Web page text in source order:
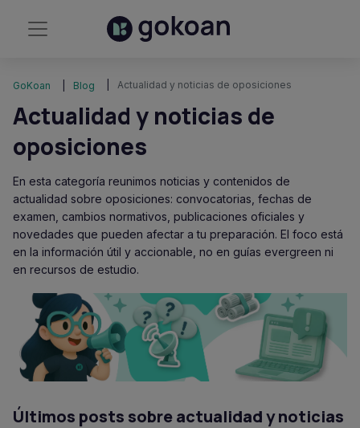
GoKoan Blog Actualidad y noticias de oposiciones
Actualidad y noticias de
oposiciones
En esta categoría reunimos noticias y contenidos de
actualidad sobre oposiciones: convocatorias, fechas de
examen, cambios normativos, publicaciones oficiales y
novedades que pueden afectar a tu preparación. El foco está
en la información útil y accionable, no en guías evergreen ni
en recursos de estudio.
Últimos posts sobre actualidad y noticias